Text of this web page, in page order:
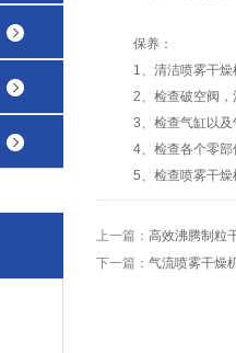
保养：
1、清洁喷雾干燥
2、检查破空阀，
3、检查气缸以及气
4、检查各个零部
5、检查喷雾干燥机
上一篇： 高效沸腾制粒
下一篇： 气流喷雾干燥